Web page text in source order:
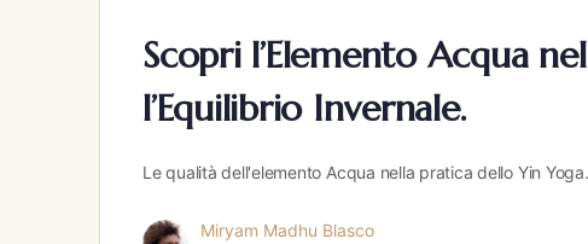
Scopri l’Elemento Acqua
l’Equilibrio Invernale.
Le qualità dell'elemento Acqua nella pratica dello Yin Yoga.
Miryam Madhu Blasco